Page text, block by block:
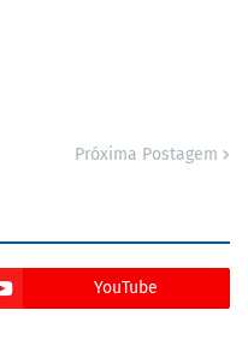
Próxima Postagem
YouTube